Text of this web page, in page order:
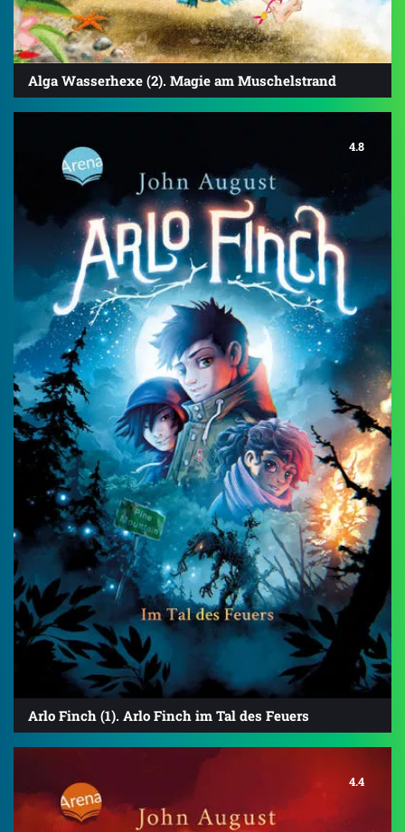
Alga Wasserhexe (2). Magie am Muschelstrand
4.8
Arlo Finch (1). Arlo Finch im Tal des Feuers
4.4